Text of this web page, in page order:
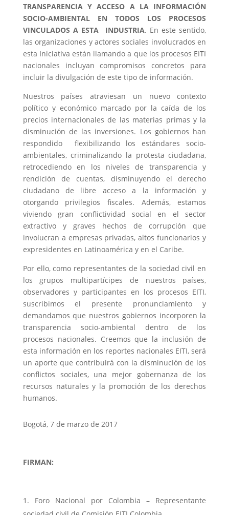
TRANSPARENCIA Y ACCESO A LA INFORMACIÓN
SOCIO-AMBIENTAL EN TODOS LOS PROCESOS
VINCULADOS A ESTA INDUSTRIA. En este sentido,
las organizaciones y actores sociales involucrados en
esta Iniciativa están llamando a que los procesos EITI
nacionales incluyan compromisos concretos para
incluir la divulgación de este tipo de información.
Nuestros países atraviesan un nuevo contexto
político y económico marcado por la caída de los
precios internacionales de las materias primas y la
disminución de las inversiones. Los gobiernos han
respondido flexibilizando los estándares socio-
ambientales, criminalizando la protesta ciudadana,
retrocediendo en los niveles de transparencia y
rendición de cuentas, disminuyendo el derecho
ciudadano de libre acceso a la información y
otorgando privilegios fiscales. Además, estamos
viviendo gran conflictividad social en el sector
extractivo y graves hechos de corrupción que
involucran a empresas privadas, altos funcionarios y
expresidentes en Latinoamérica y en el Caribe.
Por ello, como representantes de la sociedad civil en
los grupos multipartícipes de nuestros países,
observadores y participantes en los procesos EITI,
suscribimos el presente pronunciamiento y
demandamos que nuestros gobiernos incorporen la
transparencia socio-ambiental dentro de los
procesos nacionales. Creemos que la inclusión de
esta información en los reportes nacionales EITI, será
un aporte que contribuirá con la disminución de los
conflictos sociales, una mejor gobernanza de los
recursos naturales y la promoción de los derechos
humanos.
Bogotá, 7 de marzo de 2017
FIRMAN:
Foro Nacional por Colombia – Representante